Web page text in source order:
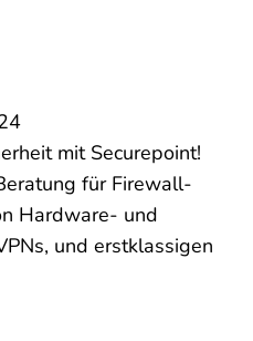
mit Securepoint!
für Firewall-
Hardware- und
und erstklassigen